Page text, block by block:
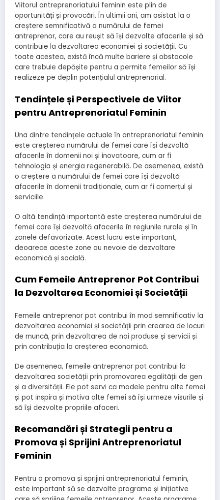
Viitorul antreprenoriatului feminin este plin de
oportunități și provocări. În ultimii ani, am asistat la o
creștere semnificativă a numărului de femei
antreprenor, care au reușit să își dezvolte afacerile și să
contribuie la dezvoltarea economiei și societății. Cu
toate acestea, există încă multe bariere și obstacole
care trebuie depășite pentru a permite femeilor să își
realizeze pe deplin potențialul antreprenorial.
Tendințele și Perspectivele de Viitor
pentru Antreprenoriatul Feminin
Una dintre tendințele actuale în antreprenoriatul feminin
este creșterea numărului de femei care își dezvoltă
afacerile în domenii noi și inovatoare, cum ar fi
tehnologia și energia regenerabilă. De asemenea, există
o creștere a numărului de femei care își dezvoltă
afacerile în domenii tradiționale, cum ar fi comerțul și
serviciile.
O altă tendință importantă este creșterea numărului de
femei care își dezvoltă afacerile în regiunile rurale și în
zonele defavorizate. Acest lucru este important,
deoarece aceste zone au nevoie de dezvoltare
economică și socială.
Cum Femeile Antreprenor Pot Contribui
la Dezvoltarea Economiei și Societății
Femeile antreprenor pot contribui în mod semnificativ la
dezvoltarea economiei și societății prin crearea de locuri
de muncă, prin dezvoltarea de noi produse și servicii și
prin contribuția la creșterea economică.
De asemenea, femeile antreprenor pot contribui la
dezvoltarea societății prin promovarea egalității de gen
și a diversității. Ele pot servi ca modele pentru alte femei
și pot inspira și motiva alte femei să își urmeze visurile și
să își dezvolte propriile afaceri.
Recomandări și Strategii pentru a
Promova și Sprijini Antreprenoriatul
Feminin
Pentru a promova și sprijini antreprenoriatul feminin,
este important să se dezvolte programe și inițiative